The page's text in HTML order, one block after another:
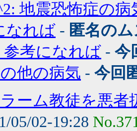
地震恐怖症の病
なれば - 匿名の
参考になれば - 今
他の病気 - 今回
ーム教徒を悪者
05/02-19:28